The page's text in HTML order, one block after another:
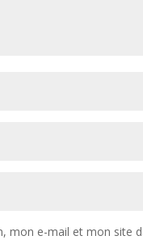
mon e-mail et mon site